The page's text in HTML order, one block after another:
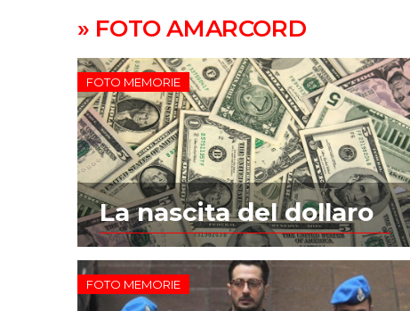
» FOTO AMARCORD
FOTO MEMORIE
La nascita del dollaro
FOTO MEMORIE